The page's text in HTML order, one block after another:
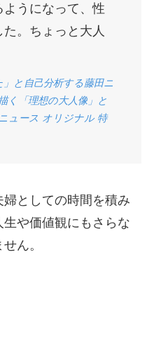
うになって、性
。ちょっと大人
」と自己分析する藤田ニ
く「理想の大人像」と
ュース オリジナル 特
としての時間を積み
や価値観にもさらな
ん。